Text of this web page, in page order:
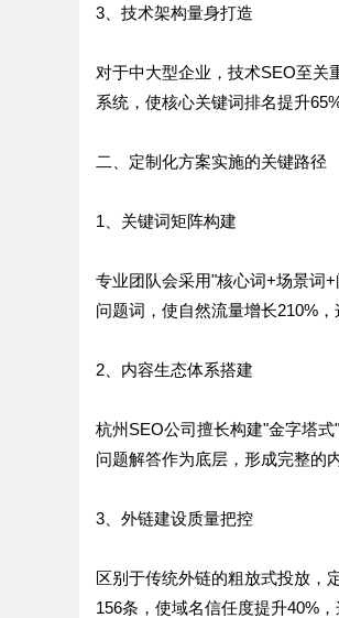
3、技术架构量身打造
对于中大型企业，技术SEO至关
系统，使核心关键词排名提升65%
二、定制化方案实施的关键路径
1、关键词矩阵构建
专业团队会采用"核心词+场景词
问题词，使自然流量增长210%
2、内容生态体系搭建
杭州SEO公司擅长构建"金字塔
问题解答作为底层，形成完整的
3、外链建设质量把控
区别于传统外链的粗放式投放，
156条，使域名信任度提升40%